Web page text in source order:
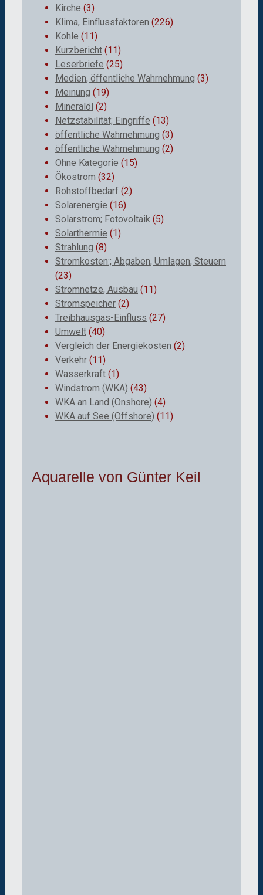
Kirche (3)
Klima, Einflussfaktoren (226)
Kohle (11)
Kurzbericht (11)
Leserbriefe (25)
Medien, öffentliche Wahrnehmung (3)
Meinung (19)
Mineralöl (2)
Netzstabilität; Eingriffe (13)
öffentliche Wahrnehmung (3)
öffentliche Wahrnehmung (2)
Ohne Kategorie (15)
Ökostrom (32)
Rohstoffbedarf (2)
Solarenergie (16)
Solarstrom; Fotovoltaik (5)
Solarthermie (1)
Strahlung (8)
Stromkosten:; Abgaben, Umlagen, Steuern
(23)
Stromnetze, Ausbau (11)
Stromspeicher (2)
Treibhausgas-Einfluss (27)
Umwelt (40)
Vergleich der Energiekosten (2)
Verkehr (11)
Wasserkraft (1)
Windstrom (WKA) (43)
WKA an Land (Onshore) (4)
WKA auf See (Offshore) (11)
Aquarelle von Günter Keil